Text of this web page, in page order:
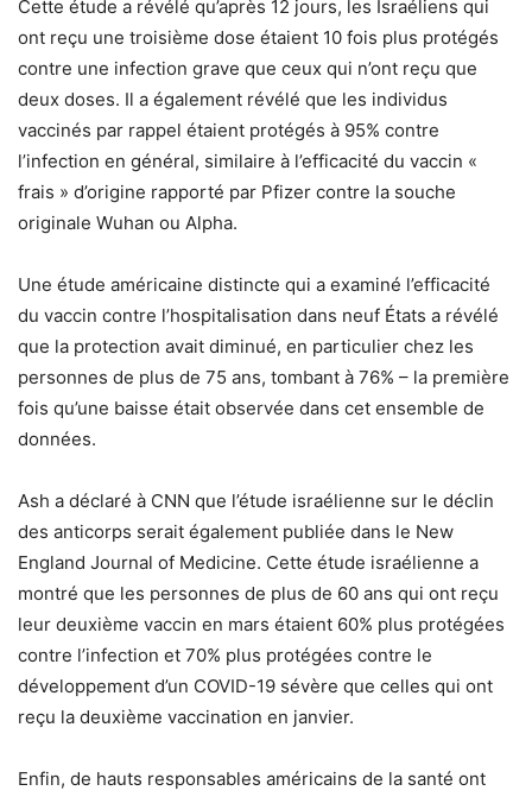
Cette étude a révélé qu’après 12 jours, les Israéliens qui
ont reçu une troisième dose étaient 10 fois plus protégés
contre une infection grave que ceux qui n’ont reçu que
deux doses. Il a également révélé que les individus
vaccinés par rappel étaient protégés à 95% contre
l’infection en général, similaire à l’efficacité du vaccin «
frais » d’origine rapporté par Pfizer contre la souche
originale Wuhan ou Alpha.
Une étude américaine distincte qui a examiné l’efficacité
du vaccin contre l’hospitalisation dans neuf États a révélé
que la protection avait diminué, en particulier chez les
personnes de plus de 75 ans, tombant à 76% – la première
fois qu’une baisse était observée dans cet ensemble de
données.
Ash a déclaré à CNN que l’étude israélienne sur le déclin
des anticorps serait également publiée dans le New
England Journal of Medicine. Cette étude israélienne a
montré que les personnes de plus de 60 ans qui ont reçu
leur deuxième vaccin en mars étaient 60% plus protégées
contre l’infection et 70% plus protégées contre le
développement d’un COVID-19 sévère que celles qui ont
reçu la deuxième vaccination en janvier.
Enfin, de hauts responsables américains de la santé ont